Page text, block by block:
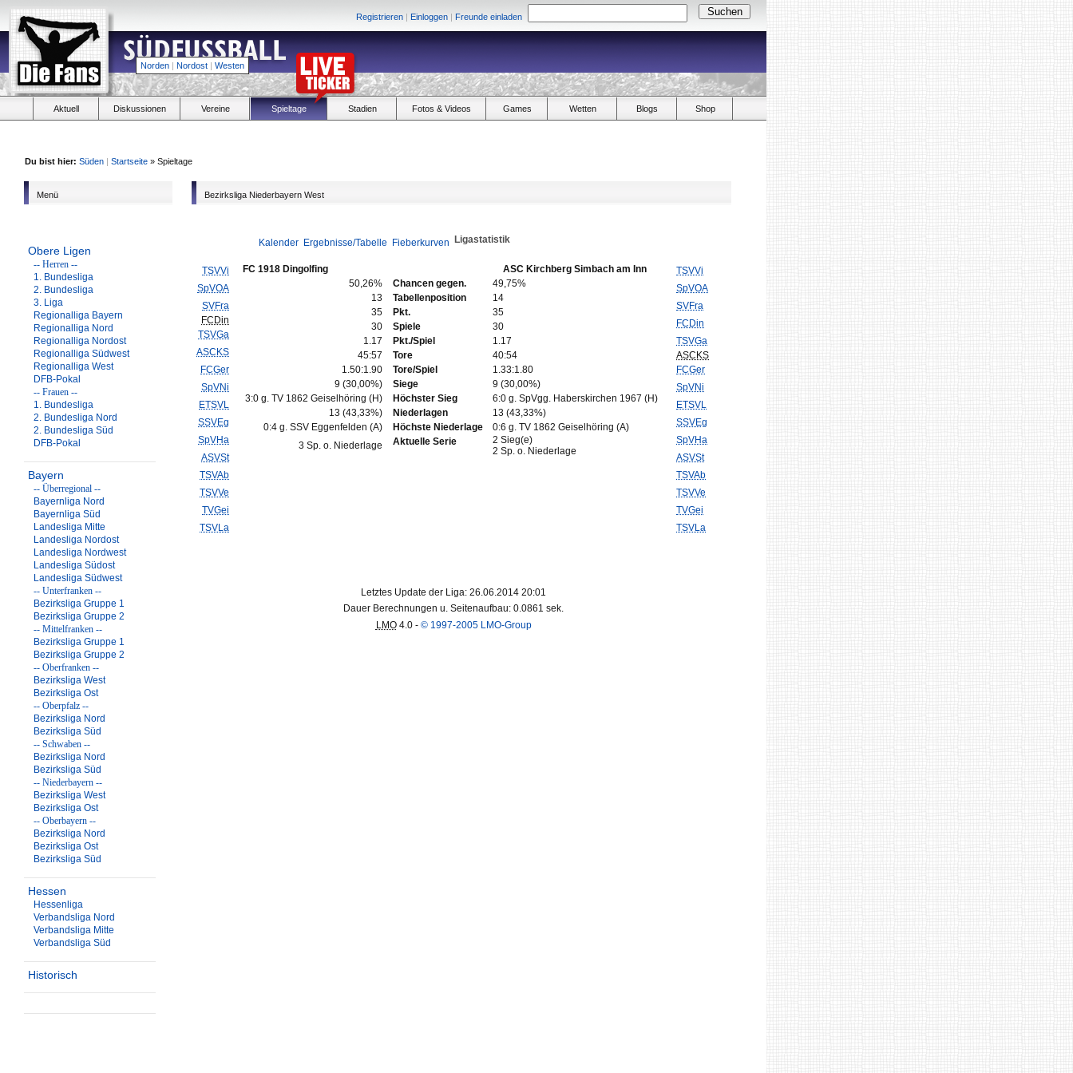
Registrieren | Einloggen | Freunde einladen
Norden | Nordost | Westen
Aktuell Diskussionen Vereine Spieltage Stadien Fotos & Videos Games Wetten Blogs Shop
Du bist hier: Süden | Startseite » Spieltage
Menü
Obere Ligen
-- Herren --
1. Bundesliga
2. Bundesliga
3. Liga
Regionalliga Bayern
Regionalliga Nord
Regionalliga Nordost
Regionalliga Südwest
Regionalliga West
DFB-Pokal
-- Frauen --
1. Bundesliga
2. Bundesliga Nord
2. Bundesliga Süd
DFB-Pokal
Bayern
-- Überregional --
Bayernliga Nord
Bayernliga Süd
Landesliga Mitte
Landesliga Nordost
Landesliga Nordwest
Landesliga Südost
Landesliga Südwest
-- Unterfranken --
Bezirksliga Gruppe 1
Bezirksliga Gruppe 2
-- Mittelfranken --
Bezirksliga Gruppe 1
Bezirksliga Gruppe 2
-- Oberfranken --
Bezirksliga West
Bezirksliga Ost
-- Oberpfalz --
Bezirksliga Nord
Bezirksliga Süd
-- Schwaben --
Bezirksliga Nord
Bezirksliga Süd
-- Niederbayern --
Bezirksliga West
Bezirksliga Ost
-- Oberbayern --
Bezirksliga Nord
Bezirksliga Ost
Bezirksliga Süd
Hessen
Hessenliga
Verbandsliga Nord
Verbandsliga Mitte
Verbandsliga Süd
Historisch
Bezirksliga Niederbayern West
Kalender Ergebnisse/Tabelle Fieberkurven Ligastatistik
TSVVi
SpVOA
SVFra
FCDin
TSVGa
ASCKS
FCGer
SpVNi
ETSVL
SSVEg
SpVHa
ASVSt
TSVAb
TSVVe
TVGei
TSVLa
FC 1918 Dingolfing
ASC Kirchberg Simbach am Inn
50,26%
Chancen gegen.
49,75%
13
Tabellenposition
14
35
Pkt.
35
30
Spiele
30
1.17
Pkt./Spiel
1.17
45:57
Tore
40:54
1.50:1.90
Tore/Spiel
1.33:1.80
9 (30,00%)
Siege
9 (30,00%)
3:0 g. TV 1862 Geiselhöring (H)
Höchster Sieg
6:0 g. SpVgg. Haberskirchen 1967 (H)
13 (43,33%)
Niederlagen
13 (43,33%)
0:4 g. SSV Eggenfelden (A)
Höchste Niederlage
0:6 g. TV 1862 Geiselhöring (A)
3 Sp. o. Niederlage
Aktuelle Serie
2 Sieg(e)
2 Sp. o. Niederlage
TSVVi
SpVOA
SVFra
FCDin
TSVGa
ASCKS
FCGer
SpVNi
ETSVL
SSVEg
SpVHa
ASVSt
TSVAb
TSVVe
TVGei
TSVLa
Letztes Update der Liga: 26.06.2014 20:01
Dauer Berechnungen u. Seitenaufbau: 0.0861 sek.
LMO4.0 - © 1997-2005 LMO-Group